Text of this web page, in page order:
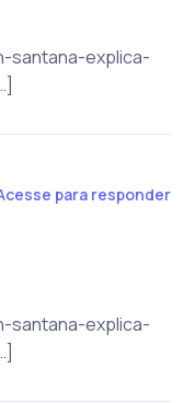
santana-explica-
para responder
santana-explica-